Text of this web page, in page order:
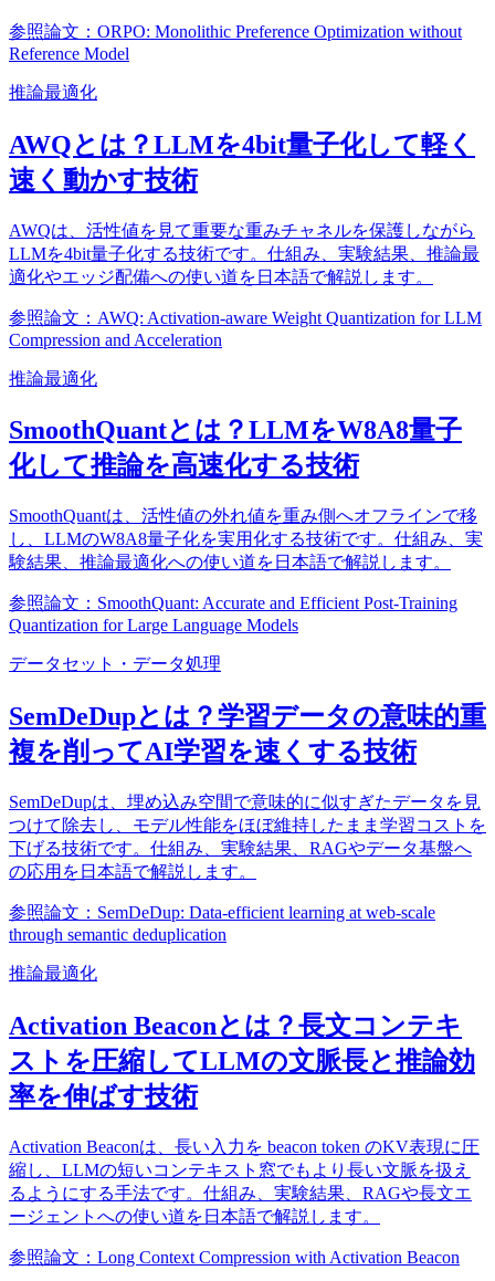
参照論文：ORPO: Monolithic Preference Optimization without
Reference Model
推論最適化
AWQとは？LLMを4bit量子化して軽く
速く動かす技術
AWQは、活性値を見て重要な重みチャネルを保護しながら
LLMを4bit量子化する技術です。仕組み、実験結果、推論最
適化やエッジ配備への使い道を日本語で解説します。
参照論文：AWQ: Activation-aware Weight Quantization for LLM
Compression and Acceleration
推論最適化
SmoothQuantとは？LLMをW8A8量子
化して推論を高速化する技術
SmoothQuantは、活性値の外れ値を重み側へオフラインで移
し、LLMのW8A8量子化を実用化する技術です。仕組み、実
験結果、推論最適化への使い道を日本語で解説します。
参照論文：SmoothQuant: Accurate and Efficient Post-Training
Quantization for Large Language Models
データセット・データ処理
SemDeDupとは？学習データの意味的重
複を削ってAI学習を速くする技術
SemDeDupは、埋め込み空間で意味的に似すぎたデータを見
つけて除去し、モデル性能をほぼ維持したまま学習コストを
下げる技術です。仕組み、実験結果、RAGやデータ基盤へ
の応用を日本語で解説します。
参照論文：SemDeDup: Data-efficient learning at web-scale
through semantic deduplication
推論最適化
Activation Beaconとは？長文コンテキ
ストを圧縮してLLMの文脈長と推論効
率を伸ばす技術
Activation Beaconは、長い入力を beacon token のKV表現に圧
縮し、LLMの短いコンテキスト窓でもより長い文脈を扱え
るようにする手法です。仕組み、実験結果、RAGや長文エ
ージェントへの使い道を日本語で解説します。
参照論文：Long Context Compression with Activation Beacon